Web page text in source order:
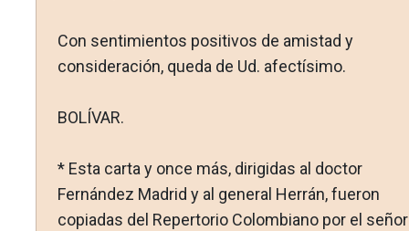
Con sentimientos positivos de amistad y
consideración, queda de Ud. afectísimo.
BOLÍVAR.
* Esta carta y once más, dirigidas al doctor
Fernández Madrid y al general Herrán, fueron
copiadas del Repertorio Colombiano por el señor